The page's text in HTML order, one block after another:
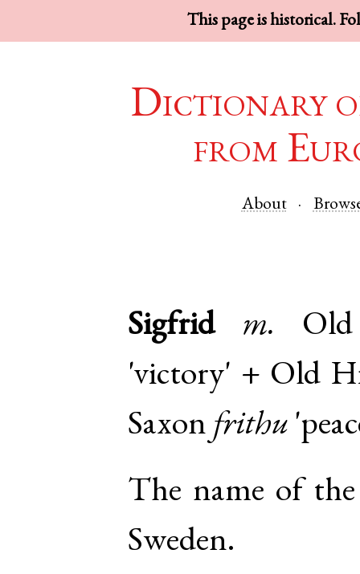
This page is historical.
Dictionary
from
About
Sigfrid m.
'victory' + Old
Saxon frithu
The name of
Sweden.